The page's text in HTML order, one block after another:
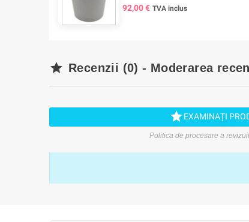
92,00 € TVA inclus
 Recenzii (0) - Moderarea
EXAMINAȚI
Politica de procesare a